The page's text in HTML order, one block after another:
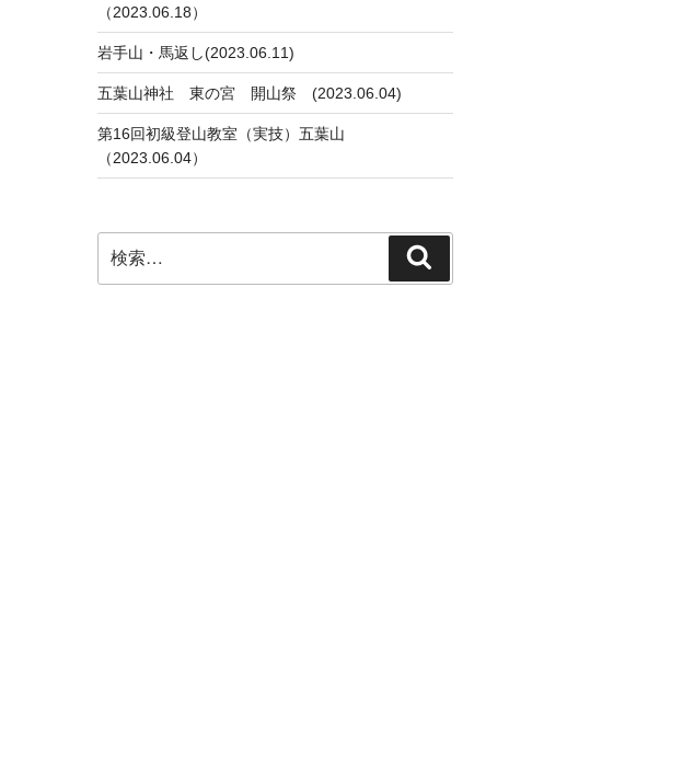
（2023.06.18）
岩手山・馬返し(2023.06.11)
五葉山神社 東の宮 開山祭 (2023.06.04)
第16回初級登山教室（実技）五葉山
（2023.06.04）
索:
索